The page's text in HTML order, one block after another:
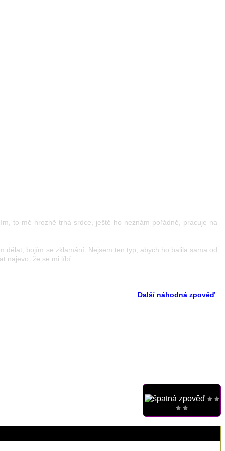
to mě hrozně trhá srdce, ještě ho neznám pořádně, pracuje na
dělat, bojím se zklamání. Nejsem ten typ, abych ho balila sama od
najevo, že se mi líbí.
Další náhodná zpověď